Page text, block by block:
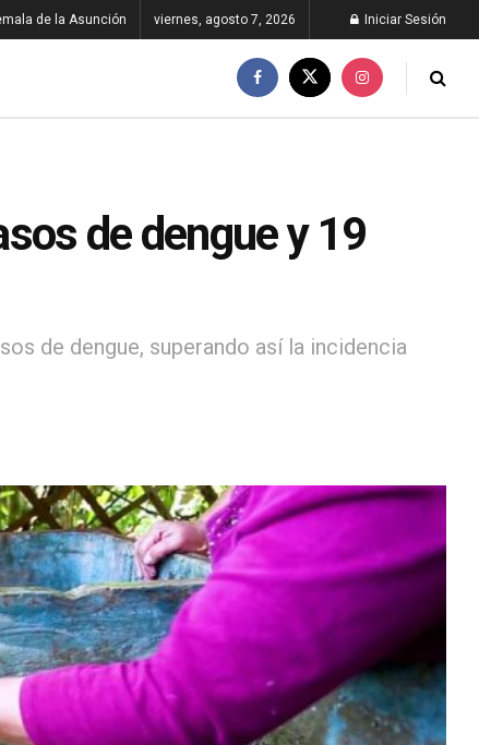
de la Asunción viernes, agosto 7, 2026 Iniciar Sesión
de dengue y 19
de dengue, superando así la incidencia